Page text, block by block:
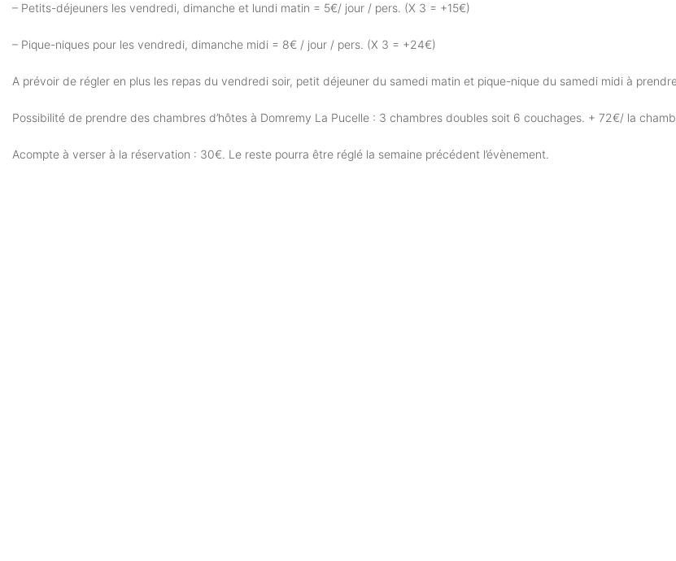
– Petits-déjeuners les vendredi, dimanche et lundi matin = 5€/ jour / pers. (X 3 = +15€)
– Pique-niques pour les vendredi, dimanche midi = 8€ / jour / pers. (X 3 = +24€)
A prévoir de régler en plus les repas du vendredi soir, petit déjeuner du samedi matin et pique-nique du samedi midi à
Possibilité de prendre des chambres d’hôtes à Domremy La Pucelle : 3 chambres doubles soit 6 couchages. + 72€/ la
Acompte à verser à la réservation : 30€. Le reste pourra être réglé la semaine précédent l’évènement.